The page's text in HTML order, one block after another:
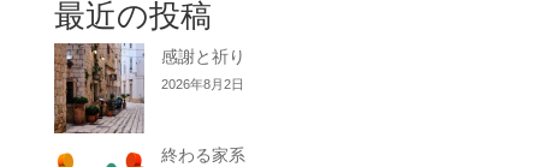
最近の投稿
感謝と祈り
2026年8月2日
終わる家系